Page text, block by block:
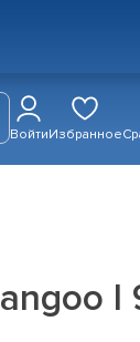
ВойтиИзбранное
I